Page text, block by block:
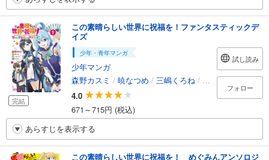
完結
この素晴らしい世界に祝福を！ファンタスティックデ
イズ
少年・青年マンガ
少年マンガ
森野カスミ / 暁なつめ / 三嶋くろね / Sumzap
4.0
671～715円 (税込)
試し読み
フォロー
あらすじを表示する
この素晴らしい世界に祝福を！ めぐみんアンソロジ